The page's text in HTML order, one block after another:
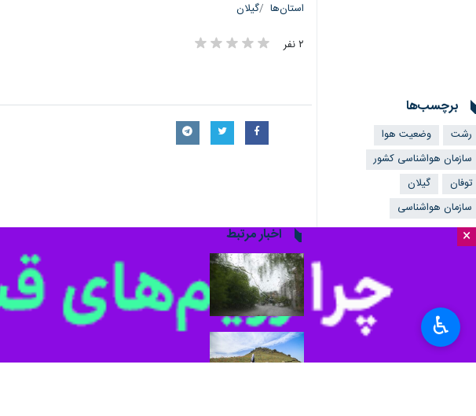
×
استان‌ها گیلان
۲ نفر
برچسب‌ها
رشت
وضعيت هوا
سازمان هواشناسی كشور
توفان
گیلان
سازمان هواشناسی
اخبار مرتبط
مدیرکل هواشناسی: بارندگی در گیلان ۱۸.۶ کاهش یافت
رشت- ایرنا- مدیرکل هواشناسی گیلان گفت: از ابتدای
رشت- ایرنا- کارشناس هواشناسی گیلان گفت: طبق
♿︎